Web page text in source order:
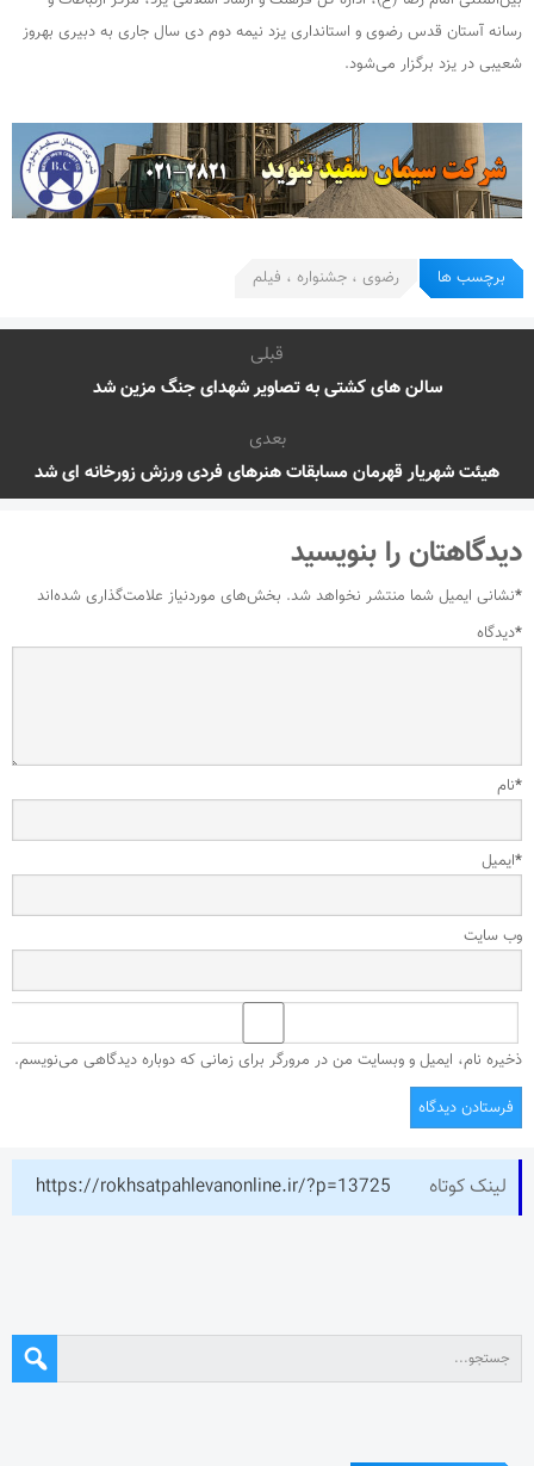
رسانه آستان قدس رضوی و استانداری یزد نیمه دوم دی سال جاری به دبیری بهروز
شعیبی در یزد برگزار می‌شود.
برچسب ها رضوی ، جشنواره ، فیلم
قبلی
سالن های کشتی به تصاویر شهدای جنگ مزین شد
بعدی
هیئت شهریار قهرمان مسابقات هنرهای فردی ورزش زورخانه ای شد
دیدگاهتان را بنویسید
نشانی ایمیل شما منتشر نخواهد شد. بخش‌های موردنیاز علامت‌گذاری شده‌اند
*
دیدگاه*
نام*
ایمیل*
وب‌ سایت
ذخیره نام، ایمیل و وبسایت من در مرورگر برای زمانی که دوباره دیدگاهی می‌نویسم.
لینک کوتاه https://rokhsatpahlevanonline.ir/?p=13725